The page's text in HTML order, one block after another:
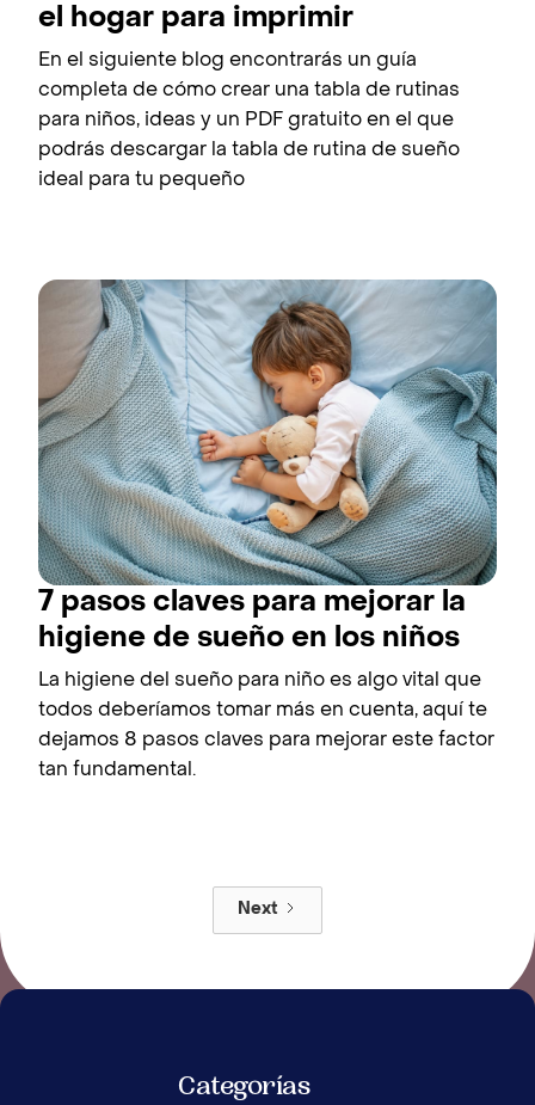
el hogar para imprimir
En el siguiente blog encontrarás un guía
completa de cómo crear una tabla de rutinas
para niños, ideas y un PDF gratuito en el que
podrás descargar la tabla de rutina de sueño
ideal para tu pequeño
7 pasos claves para mejorar la
higiene de sueño en los niños
La higiene del sueño para niño es algo vital que
todos deberíamos tomar más en cuenta, aquí te
dejamos 8 pasos claves para mejorar este factor
tan fundamental.
Next
Categorías